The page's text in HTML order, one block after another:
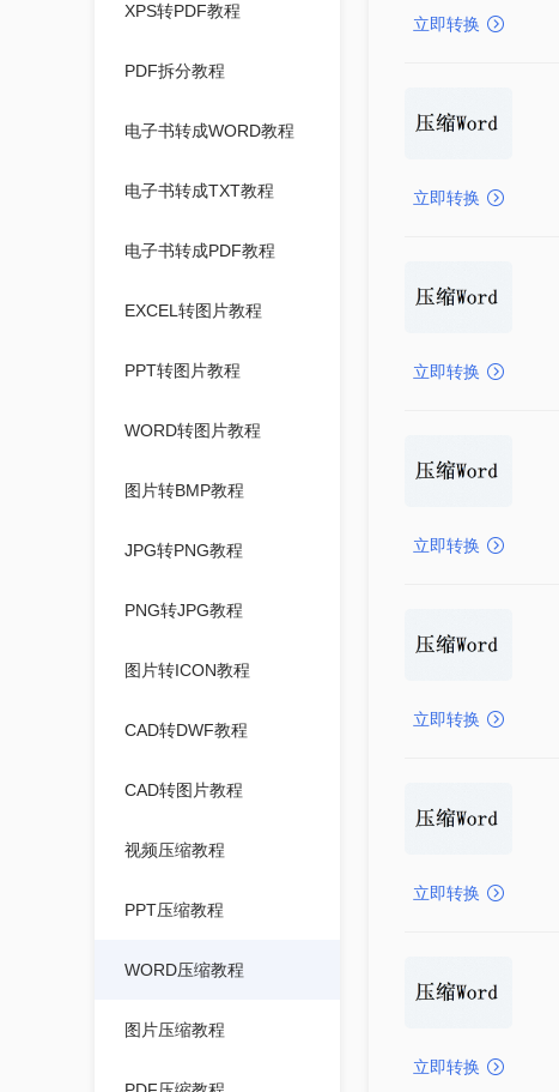
XPS转PDF教程
PDF拆分教程
电子书转成WORD教程
电子书转成TXT教程
电子书转成PDF教程
EXCEL转图片教程
PPT转图片教程
WORD转图片教程
图片转BMP教程
JPG转PNG教程
PNG转JPG教程
图片转ICON教程
CAD转DWF教程
CAD转图片教程
视频压缩教程
PPT压缩教程
WORD压缩教程
图片压缩教程
立即转换
立即转换
立即转换
立即转换
立即转换
立即转换
立即转换